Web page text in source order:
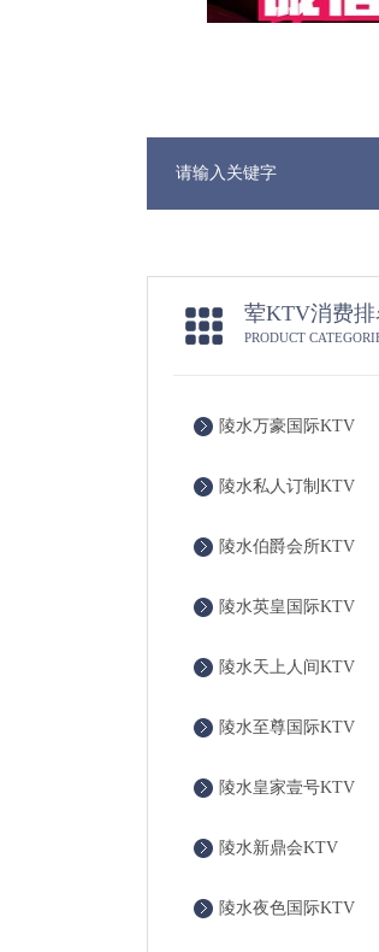
荤KTV消费排
PRODUCT
陵水万豪国际KTV
陵水私人订制KTV
陵水伯爵会所KTV
陵水英皇国际KTV
陵水天上人间KTV
陵水至尊国际KTV
陵水皇家壹号KTV
陵水新鼎会KTV
陵水夜色国际KTV